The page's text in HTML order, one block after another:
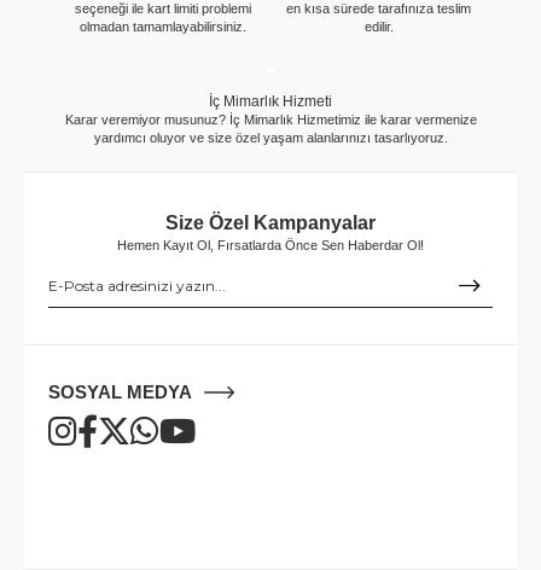
seçeneği ile kart limiti problemi
olmadan tamamlayabilirsiniz.
en kısa sürede tarafınıza teslim
edilir.
İç Mimarlık Hizmeti
Karar veremiyor musunuz? İç Mimarlık Hizmetimiz ile karar vermenize
yardımcı oluyor ve size özel yaşam alanlarınızı tasarlıyoruz.
Size Özel Kampanyalar
Hemen Kayıt Ol, Fırsatlarda Önce Sen Haberdar Ol!
SOSYAL MEDYA